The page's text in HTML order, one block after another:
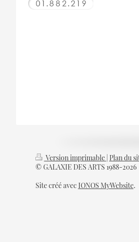
Version imprimable Plan du
© GALAXIE DES ARTS 1988-2026
Site créé avec IONOS MyWebsite.